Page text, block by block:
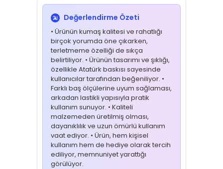
Değerlendirme Özeti
• Ürünün kumaş kalitesi ve rahatlığı
birçok yorumda öne çıkarken,
terletmeme özelliği de sıkça
belirtiliyor. • Ürünün tasarımı ve şıklığı,
özellikle Atatürk baskısı sayesinde
kullanıcılar tarafından beğeniliyor. •
Farklı baş ölçülerine uyum sağlaması,
arkadan lastikli yapısıyla pratik
kullanım sunuyor. • Kaliteli
malzemeden üretilmiş olması,
dayanıklılık ve uzun ömürlü kullanım
vaat ediyor. • Ürün, hem kişisel
kullanım hem de hediye olarak tercih
ediliyor, memnuniyet yarattığı
görülüyor.